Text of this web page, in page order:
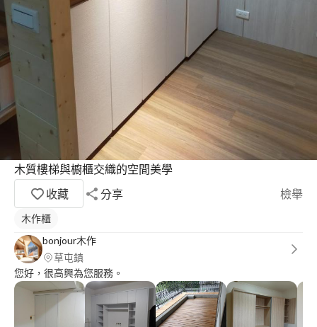
木質樓梯與櫥櫃交織的空間美學
收藏
分享 檢舉
木作櫃
bonjour木作
草屯鎮
您好，很高興為您服務。